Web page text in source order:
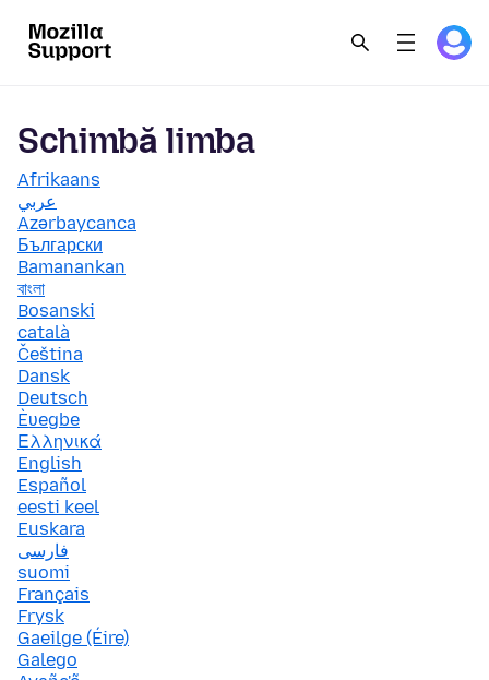
Schimbă limba
Afrikaans
عربي
Azərbaycanca
Български
Bamanankan
বাংলা
Bosanski
català
Čeština
Dansk
Deutsch
Èʋegbe
Ελληνικά
English
Español
eesti keel
Euskara
فارسی
suomi
Français
Frysk
Gaeilge (Éire)
Galego